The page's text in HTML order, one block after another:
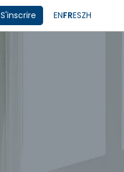
S'inscrire ENFRESZH